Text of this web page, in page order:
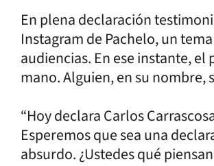
En plena declaración
Instagram de Pachelo, un
audiencias. En ese instante,
mano. Alguien, en su nombre,
“Hoy declara Carlos
Esperemos que sea una
absurdo. ¿Ustedes qué